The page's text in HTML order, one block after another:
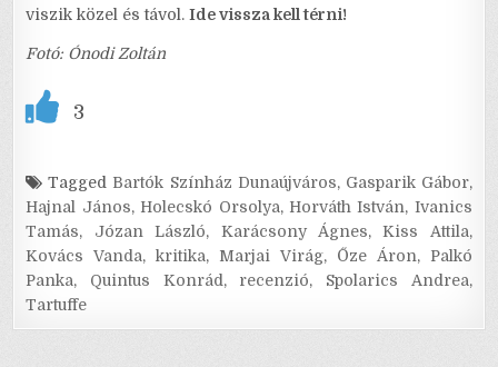
viszik közel és távol.Ide vissza kell térni!
Fotó: Ónodi Zoltán
3
Tagged Bartók Színház Dunaújváros, Gasparik Gábor,
Hajnal János, Holecskó Orsolya, Horváth István, Ivanics
Tamás, Józan László, Karácsony Ágnes,Kiss Attila,
Kovács Vanda,kritika, Marjai Virág, Őze Áron, Palkó
Panka, Quintus Konrád, recenzió, Spolarics Andrea,
Tartuffe